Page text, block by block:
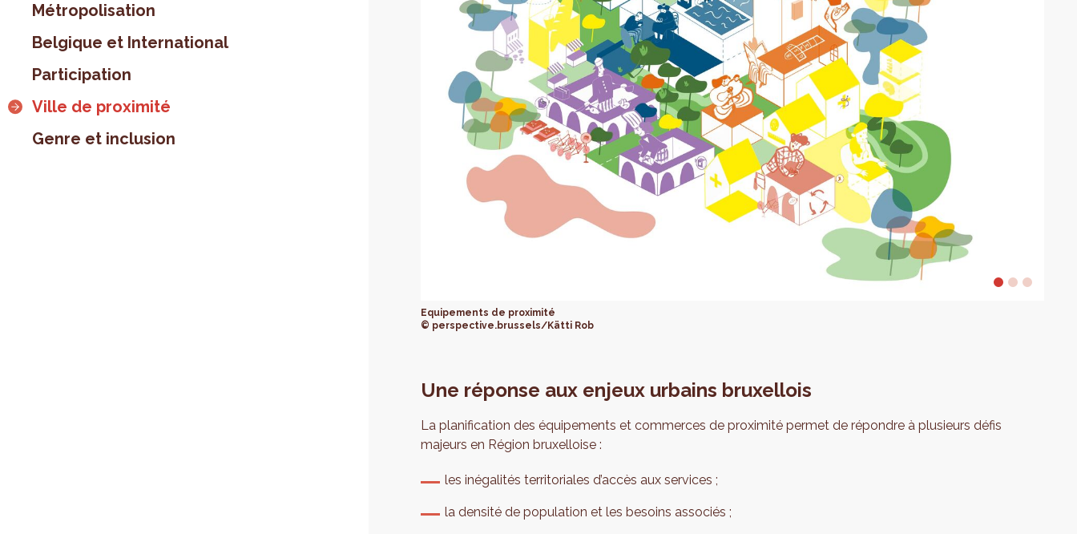
Métropolisation
Belgique et International
Participation
Ville de proximité
Genre et inclusion
Equipements de proximité
© perspective.brussels/Kätti Rob
Une réponse aux enjeux urbains bruxellois
La planification des équipements et commerces de proximité permet de répondre à plusieurs défis
majeurs en Région bruxelloise :
les inégalités territoriales d’accès aux services ;
la densité de population et les besoins associés ;